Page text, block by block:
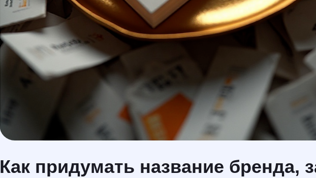
Как придумать название бренда,